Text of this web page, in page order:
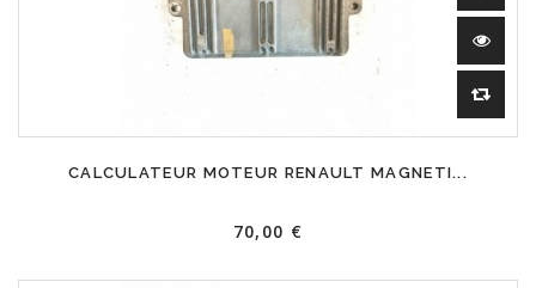
CALCULATEUR MOTEUR RENAULT MAGNETI...
70,00 €